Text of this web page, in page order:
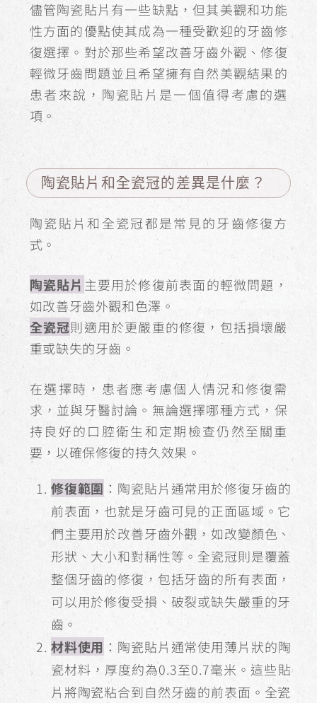
儘管陶瓷貼片有一些缺點，但其美觀和功能
性方面的優點使其成為一種受歡迎的牙齒修
復選擇。對於那些希望改善牙齒外觀、修復
輕微牙齒問題並且希望擁有自然美觀結果的
患者來說，陶瓷貼片是一個值得考慮的選
項。
陶瓷貼片和全瓷冠的差異是什麼？
陶瓷貼片和全瓷冠都是常見的牙齒修復方
式。
陶瓷貼片 主要用於修復前表面的輕微問題，
如改善牙齒外觀和色澤。
全瓷冠則適用於更嚴重的修復，包括損壞嚴
重或缺失的牙齒。
在選擇時，患者應考慮個人情況和修復需
求，並與牙醫討論。無論選擇哪種方式，保
持良好的口腔衛生和定期檢查仍然至關重
要，以確保修復的持久效果。
修復範圍 ：陶瓷貼片通常用於修復牙齒的
前表面，也就是牙齒可見的正面區域。它
們主要用於改善牙齒外觀，如改變顏色、
形狀、大小和對稱性等。全瓷冠則是覆蓋
整個牙齒的修復，包括牙齒的所有表面，
可以用於修復受損、破裂或缺失嚴重的牙
齒。
材料使用 ：陶瓷貼片通常使用薄片狀的陶
瓷材料，厚度約為0.3至0.7毫米。這些貼
片將陶瓷粘合到自然牙齒的前表面。全瓷